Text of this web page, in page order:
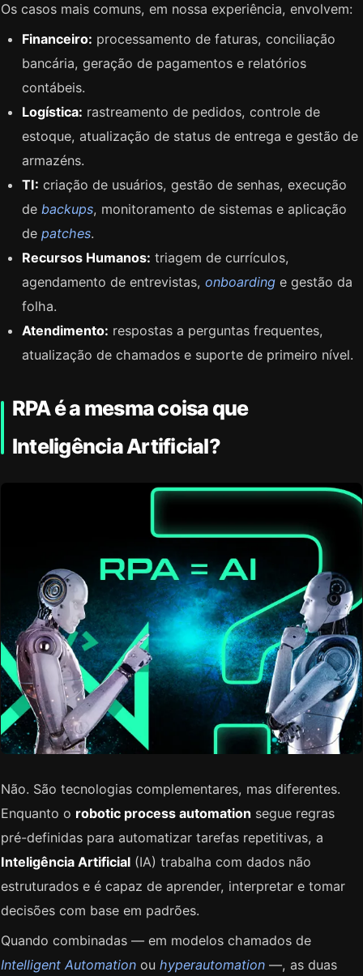
Os casos mais comuns, em nossa experiência, envolvem:
Financeiro: processamento de faturas, conciliação
bancária, geração de pagamentos e relatórios
contábeis.
Logística: rastreamento de pedidos, controle de
estoque, atualização de status de entrega e gestão de
armazéns.
TI: criação de usuários, gestão de senhas, execução
debackups, monitoramento de sistemas e aplicação
depatches.
Recursos Humanos: triagem de currículos,
agendamento de entrevistas,onboarding e gestão da
folha.
Atendimento: respostas a perguntas frequentes,
atualização de chamados e suporte de primeiro nível.
RPA é a mesma coisa que
Inteligência Artificial?
Não. São tecnologias complementares, mas diferentes.
Enquanto o robotic process automation segue regras
pré-definidas para automatizar tarefas repetitivas, a
Inteligência Artificial (IA) trabalha com dados não
estruturados e é capaz de aprender, interpretar e tomar
decisões com base em padrões.
Quando combinadas — em modelos chamados de
Intelligent Automation ou hyperautomation —, as duas